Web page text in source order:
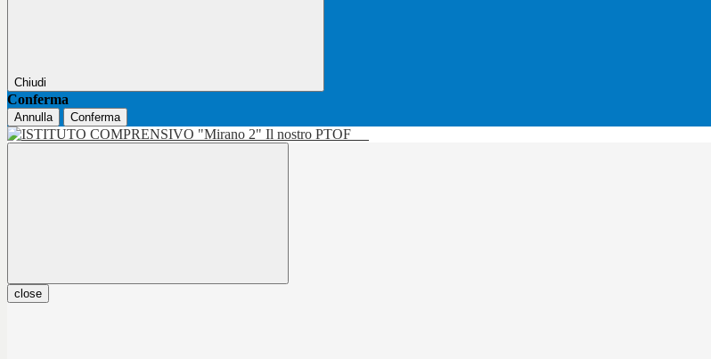
Chiudi
Conferma
Annulla Conferma
Il nostro PTOF
close